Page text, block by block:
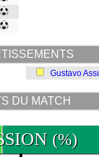
Gustavo
DU MATCH
(%)